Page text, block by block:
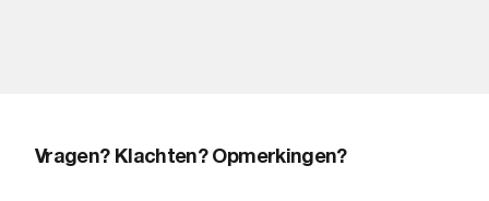
Vragen? Klachten? Opmerkingen?